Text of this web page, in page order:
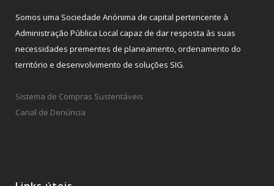
Somos uma Sociedade Anónima de capital pertencente à
Administração Pública Local capaz de dar resposta às suas
necessidades prementes de planeamento, ordenamento do
território e desenvolvimento de soluções SIG.
Sistema de Compras Sustentáveis
Canal de Denúncia